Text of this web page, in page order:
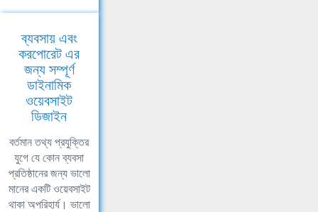
ব্যবসায় এবং
করপোরেট এর
জন্য সম্পূর্ণ
ডাইনামিক
ওয়েবসাইট
ডিজাইন
বর্তমান তথ্য প্রযুক্তির
যুগে যে কোন ব্যবসা
প্রতিষ্ঠানের জন্য ভালো
মানের একটি ওয়েবসাইট
থাকা অপরিহার্য। ভালো